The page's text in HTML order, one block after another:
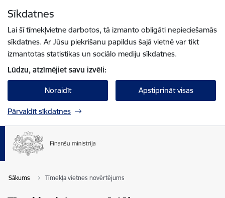
Sīkdatnes
Lai šī tīmekļvietne darbotos, tā izmanto obligāti nepieciešamās
sīkdatnes. Ar Jūsu piekrišanu papildus šajā vietnē var tikt
izmantotas statistikas un sociālo mediju sīkdatnes.
Lūdzu, atzīmējiet savu izvēli:
Noraidīt Apstiprināt visas
Pārvaldīt sīkdatnes
Sākums Tīmekļa vietnes novērtējums